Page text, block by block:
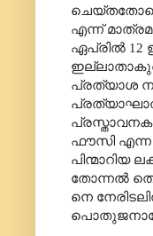
എന്ന്
ഏപ്രിൽ
പ്രത്യാശ
ഫൗസി എന്ന
പിന്മാറിയ
തോന്നൽ
നെ